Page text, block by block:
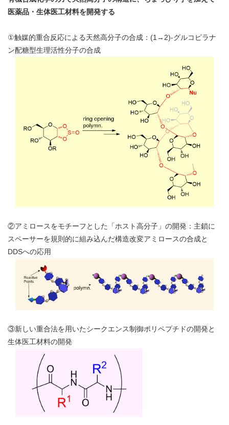
医薬品・生体医工材料を開発する
①触媒的重合反応による天然高分子の合成：(1→2)-グルコピラナ
ン配糖型生理活性分子の合成
②アミロースをモチーフとした「ホスト高分子」の開発：主鎖に
スペーサーを規則的に組み込んだ構造改変アミロースの合成と
DDSへの応用
③新しい重合法を用いたシークエンス制御ポリペプチドの開発と
生体医工材料の開発